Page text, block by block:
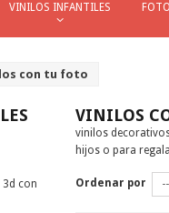
VINILOS INFANTILES
con tu foto
3d con
VINILOS
vinilos
hijos o para
Ordenar por --